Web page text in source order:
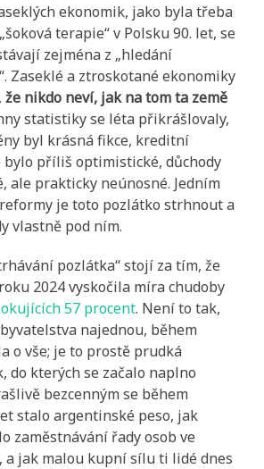
ekonomik, jako byla třeba
terapie“ v Polsku 90. let, se
zejména z „hledání
Zaseklé a ztroskotané ekonomiky
že nikdo neví, jak na tom ta země
statistiky se léta přikrášlovaly,
byl krásná fikce, kreditní
bylo příliš optimistické, důchody
ale prakticky neúnosné. Jedním
je toto pozlátko strhnout a
vlastně pod ním.
pozlátka“ stojí za tím, že
2024 vyskočila míra chudoby
57 procent. Není to tak,
najednou, během
o vše; je to prostě prudká
do kterých se začalo naplno
bezcenným se během
stalo argentinské peso, jak
zaměstnávání řady osob ve
jak malou kupní sílu ti lidé dnes